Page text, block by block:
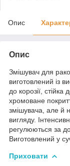
Опис
Опис
Змішувач для
виготовлений із
до корозії,
хромоване
змішувача, але й
вигляду.
регулюються за
Виготовлений у
Приховати